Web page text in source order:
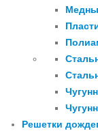
Решетки